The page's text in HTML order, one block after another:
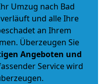
Umzug nach Bad
und alle Ihre
an Ihrem
Überzeugen Sie
Angeboten und
Service wird